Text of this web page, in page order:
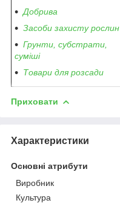
Добрива
Засоби захисту рослин
Грунти, субстрати,
суміші
Товари для розсади
Приховати
Характеристики
Основні атрибути
Виробник
Культура